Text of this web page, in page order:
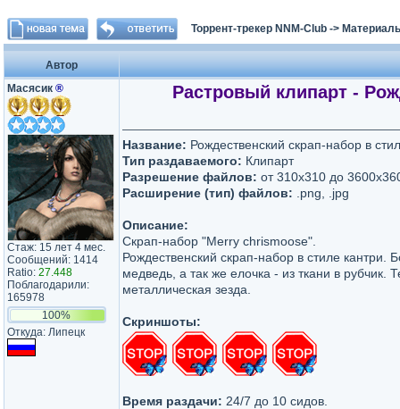
Торрент-трекер NNM-Club ->
Автор
Масясик ®
Стаж: 15 лет 4 мес.
Сообщений: 1414
Ratio: 27.448
Поблагодарили:
165978
100%
Откуда: Липецк
Растровый клипарт -
Название: Рождественский скрап-набор в
Тип раздаваемого: Клипарт
Разрешение файлов: от 310х310 до
Расширение (тип) файлов: .png, .jpg
Описание:
Скрап-набор "Merry chrismoose".
Рождественский скрап-набор в стиле кантри.
медведь, а так же елочка - из ткани в
металлическая зезда.
Скриншоты:
Время раздачи: 24/7 до 10 сидов.